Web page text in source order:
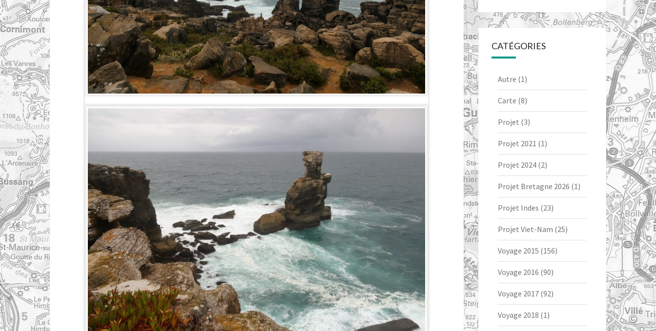
CATÉGORIES
Autre (1)
Carte (8)
Projet (3)
Projet 2021 (1)
Projet 2024(2)
Projet Bretagne 2026 (1)
Projet Indes (23)
Projet Viet-Nam (25)
Voyage 2015 (156)
Voyage 2016 (90)
Voyage 2017(92)
Voyage 2018 (1)